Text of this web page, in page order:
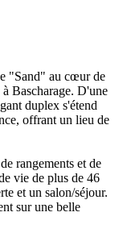
"Sand" au cœur de
Bascharage. D'une
duplex s'étend
offrant un lieu de
rangements et de
vie de plus de 46
et un salon/séjour.
sur une belle